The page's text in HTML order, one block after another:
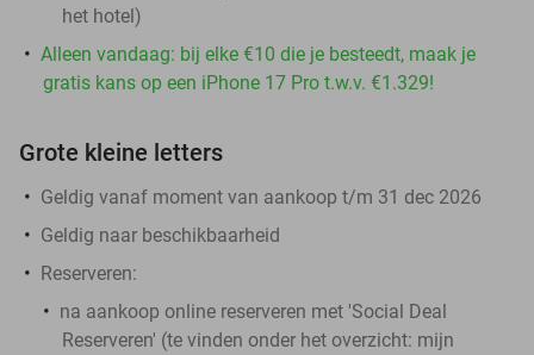
het hotel)
Alleen vandaag: bij elke €10 die je besteedt, maak je
gratis kans op een iPhone 17 Pro t.w.v. €1.329!
Grote kleine letters
Geldig vanaf moment van aankoop t/m 31 dec 2026
Geldig naar beschikbaarheid
Reserveren:
na aankoop online reserveren met 'Social Deal
Reserveren' (te vinden onder het overzicht: mijn